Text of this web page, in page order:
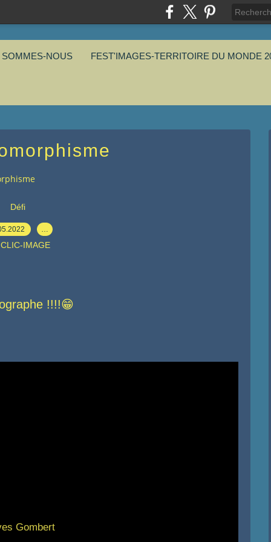
SOMMES-NOUS FEST'IMAGES-TERRITOIRE DU MONDE
Défi
IMAGE
!!!!😁